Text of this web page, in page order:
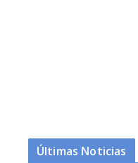
Últimas Noticias